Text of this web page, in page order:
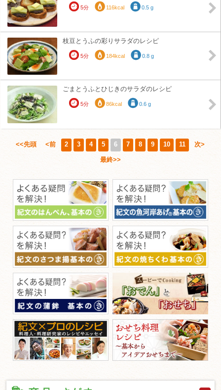
5分 116kcal 0.5 g
枝豆とうふの彩りサラダのレシピ
5分 184kcal 0.8 g
ごまとうふとひじきのサラダのレシピ
5分 86kcal 0.6 g
<<先頭 <前 2 3 4 5 6 7 8 9 10 11 次>
最終>>